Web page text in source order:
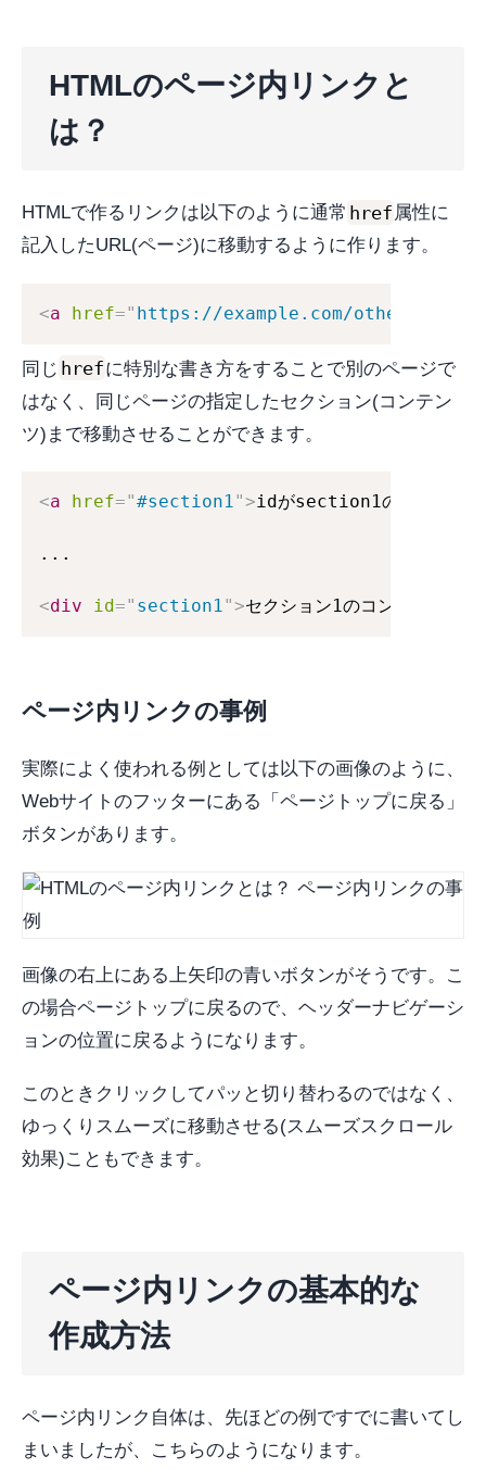
HTMLのページ内リンクと
は？
HTMLで作るリンクは以下のように通常 href 属性に
記入したURL(ページ)に移動するように作ります。
<a href=" https://example.com/other-
同じ hrefに特別な書き方をすることで別のページで
はなく、同じページの指定したセクション(コンテン
ツ)まで移動させることができます。
<a href="#section1 ">idがsection1の場所に移動
...
<div id=" section1 ">セクション1のコンテンツ
ページ内リンクの事例
実際によく使われる例としては以下の画像のように、
Webサイトのフッターにある「ページトップに戻る」
ボタンがあります。
画像の右上にある上矢印の青いボタンがそうです。こ
の場合ページトップに戻るので、ヘッダーナビゲーシ
ョンの位置に戻るようになります。
このときクリックしてパッと切り替わるのではなく、
ゆっくりスムーズに移動させる(スムーズスクロール
効果)こともできます。
ページ内リンクの基本的な
作成方法
ページ内リンク自体は、先ほどの例ですでに書いてし
まいましたが、こちらのようになります。